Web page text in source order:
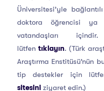
Üniversitesi’yle
doktora öğrencisi ya
vatandaşları
lütfen tıklayın. (Türk
Araştırma Enstitüsü’nün
tip destekler için
sitesini ziyaret edin.)